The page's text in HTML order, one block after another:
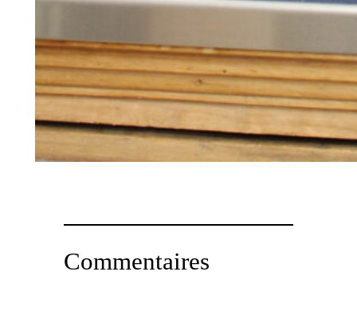
Commentaires